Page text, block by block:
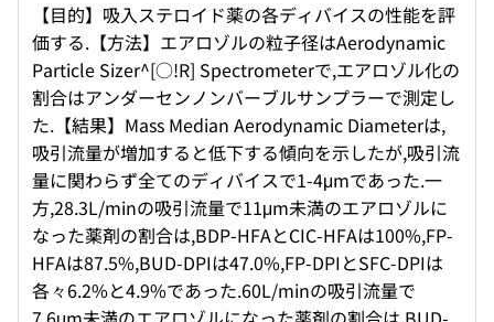
【目的】吸入ステロイド薬の各ディバイスの性能を評
価する.【方法】エアロゾルの粒子径はAerodynamic
Particle Sizer^[○!R] Spectrometerで,エアロゾル化の
割合はアンダーセンノンバーブルサンプラーで測定し
た.【結果】Mass Median Aerodynamic Diameterは,
吸引流量が増加すると低下する傾向を示したが,吸引流
量に関わらず全てのディバイスで1-4μmであった.一
方,28.3L/minの吸引流量で11μm未満のエアロゾルに
なった薬剤の割合は,BDP-HFAとCIC-HFAは100%,FP-
HFAは87.5%,BUD-DPIは47.0%,FP-DPIとSFC-DPIは
各々6.2%と4.9%であった.60L/minの吸引流量で